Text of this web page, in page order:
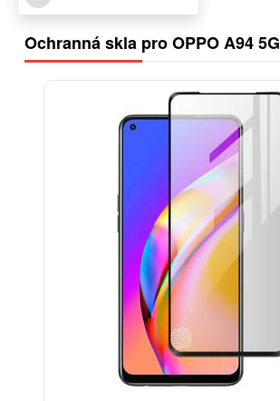
Ochranná skla pro OPPO A94 5G